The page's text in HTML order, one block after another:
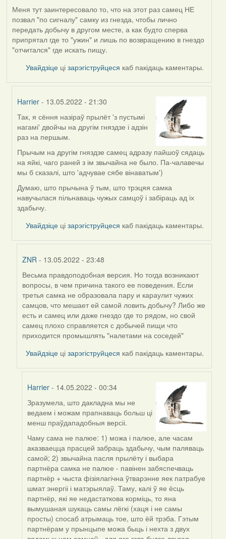
Меня тут заинтересовало то, что на этот раз самец НЕ
позвал "по сигналу" самку из гнезда, чтобы лично
передать добычу в другом месте, а как будто сперва
припрятал где то "ужин" и лишь по возвращению в гнездо
"отчитался" где искать пищу.
Увайдзіце цізарэгіструйцеся каб пакідаць каментары.
Harrier - 13.05.2022 - 21:30
In
reply
to
by
ZNR
Так, я сёння назіраў прылёт 'з пустымі
нагамі' двойчы на другім гняздзе і адзін
раз на першым.
Прычым на другім гняздзе самец адразу пайшоў сядаць
на яйкі, чаго раней з ім звычайна не было. Па-чалавечы
мы б сказалі, што 'адчувае сябе вінаватым')
Думаю, што прычына ў тым, што трэцяя самка
навучылася пільнаваць чужых самцоў і забіраць ад іх
здабычу.
Увайдзіце цізарэгіструйцеся каб пакідаць каментары.
ZNR - 13.05.2022 - 23:48
In
reply
to
by
Harrier
Весьма правдоподобная версия. Но тогда возникают
вопросы, в чем причина такого ее поведения. Если
третья самка не образовала пару и караулит чужих
самцов, что мешает ей самой ловить добычу? Либо же
есть и самец или даже гнездо где то рядом, но свой
самец плохо справляется с добычей пищи что
приходится промышлять "налетами на соседей"
Увайдзіце цізарэгіструйцеся каб пакідаць каментары.
Harrier- 14.05.2022 - 00:34
In
reply
to
by
ZNR
Зразумела, што дакладна мы не
ведаем і можам прапнаваць больш ці
менш праўдападобныя версіі.
Чаму сама не палюе: 1) можа і палюе, але часам
аказваецца прасцей забраць здабычу, чым паляваць
самой; 2) звычайна пасля прылёту і выбара
партнёра самка не палюе - павінен забяспечваць
партнёр + чыста фізіялагічна ўтварэнне яек патрабуе
шмат энергіі і матэрыялаў. Таму, калі ў яе ёсць
партнёр, які яе недастаткова корміць, то яна
вымушаная шукаць самы лёгкі (хаця і не самы
просты) спосаб атрымаць тое, што ёй трэба. Гэтым
партнёрам у прынцыпе можа быць і нехта з двух